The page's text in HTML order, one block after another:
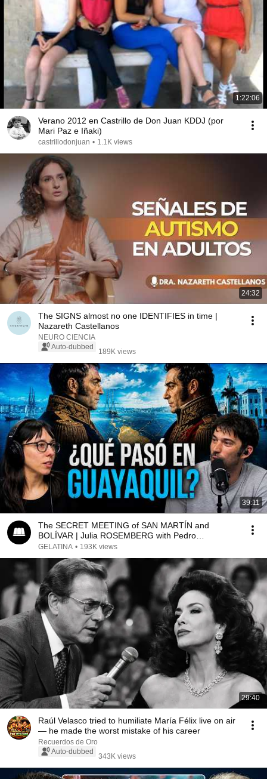
1:22:06
Verano 2012 en Castrillo de Don Juan KDDJ (por
Mari Paz e Iñaki)
castrillodonjuan • 1.1K views
24:32
The SIGNS almost no one IDENTIFIES in time |
Nazareth Castellanos
NEURO CIENCIA
Auto-dubbed
189K views
39:11
The SECRET MEETING of SAN MARTÍN and
BOLÍVAR | Julia ROSEMBERG with Pedro
ROSEMBLAT
GELATINA • 193K views
29:40
Raúl Velasco tried to humiliate María Félix live on air
— he made the worst mistake of his career
Recuerdos de Oro
Auto-dubbed
343K views